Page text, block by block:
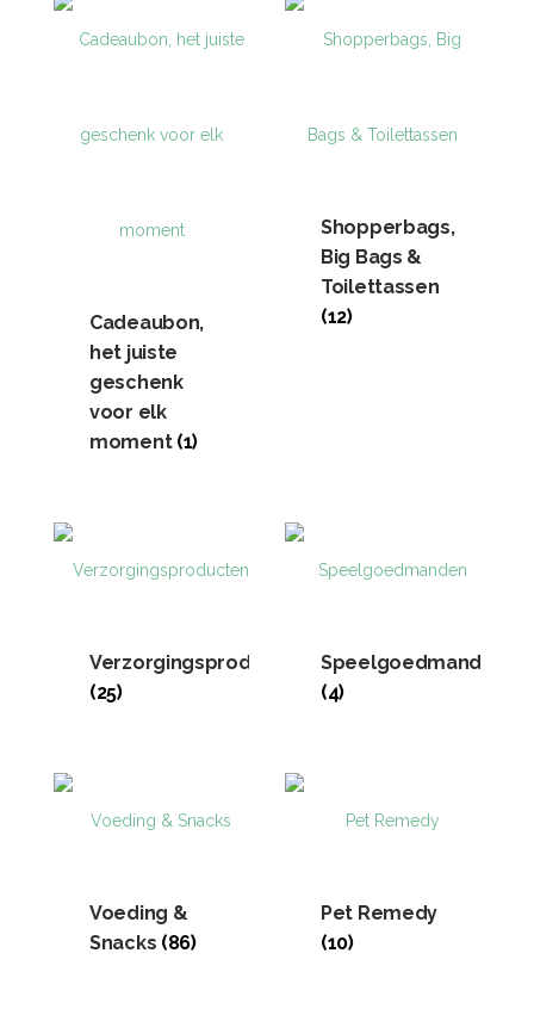
Cadeaubon,
het juiste
geschenk
voor elk
moment (1)
Shopperbags,
Big Bags &
Toilettassen
(12)
Verzorgingsproducten
(25)
Speelgoedmanden
(4)
Voeding &
Snacks (86)
Pet Remedy
(10)